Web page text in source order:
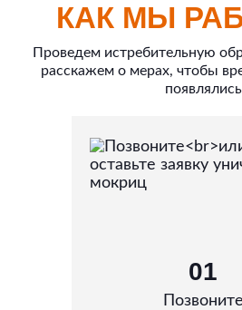
КАК МЫ
Проведем истребительную
расскажем о мерах, чтобы
появлялись
01
Позвоните